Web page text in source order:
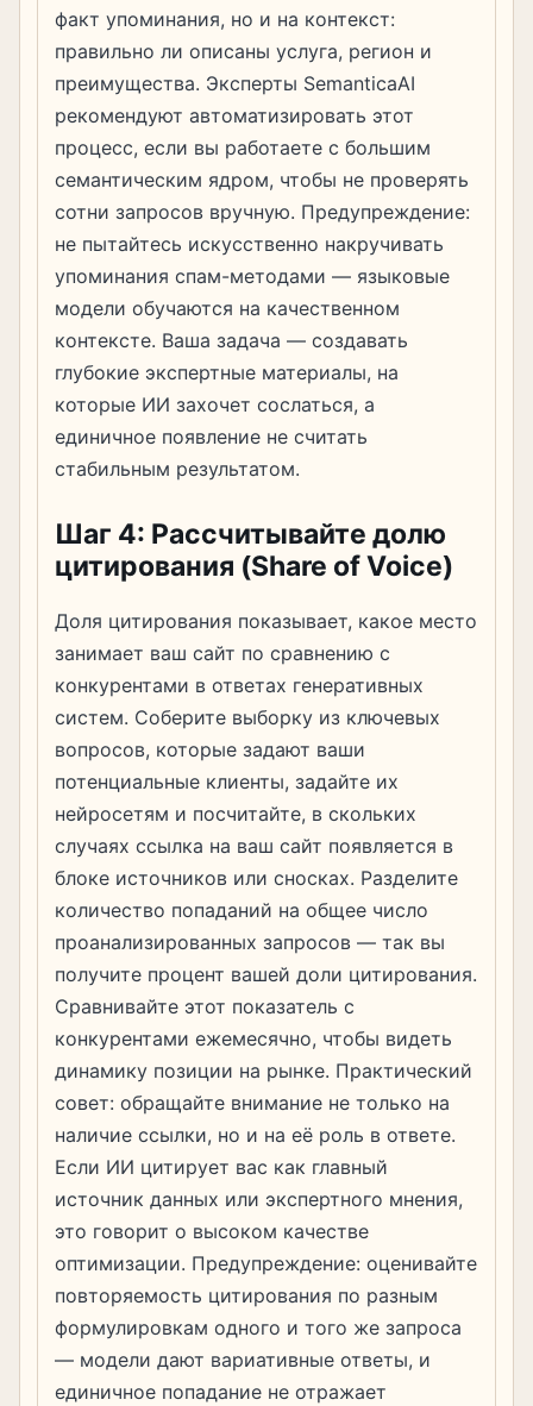
факт упоминания, но и на контекст:
правильно ли описаны услуга, регион и
преимущества. Эксперты SemanticaAI
рекомендуют автоматизировать этот
процесс, если вы работаете с большим
семантическим ядром, чтобы не проверять
сотни запросов вручную. Предупреждение:
не пытайтесь искусственно накручивать
упоминания спам-методами — языковые
модели обучаются на качественном
контексте. Ваша задача — создавать
глубокие экспертные материалы, на
которые ИИ захочет сослаться, а
единичное появление не считать
стабильным результатом.
Шаг 4: Рассчитывайте долю
цитирования (Share of Voice)
Доля цитирования показывает, какое место
занимает ваш сайт по сравнению с
конкурентами в ответах генеративных
систем. Соберите выборку из ключевых
вопросов, которые задают ваши
потенциальные клиенты, задайте их
нейросетям и посчитайте, в скольких
случаях ссылка на ваш сайт появляется в
блоке источников или сносках. Разделите
количество попаданий на общее число
проанализированных запросов — так вы
получите процент вашей доли цитирования.
Сравнивайте этот показатель с
конкурентами ежемесячно, чтобы видеть
динамику позиции на рынке. Практический
совет: обращайте внимание не только на
наличие ссылки, но и на её роль в ответе.
Если ИИ цитирует вас как главный
источник данных или экспертного мнения,
это говорит о высоком качестве
оптимизации. Предупреждение: оценивайте
повторяемость цитирования по разным
формулировкам одного и того же запроса
— модели дают вариативные ответы, и
единичное попадание не отражает